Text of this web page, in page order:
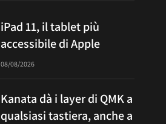
iPad 11, il tablet più
accessibile di Apple
08/08/2026
Kanata dà i layer di QMK a
qualsiasi tastiera, anche a